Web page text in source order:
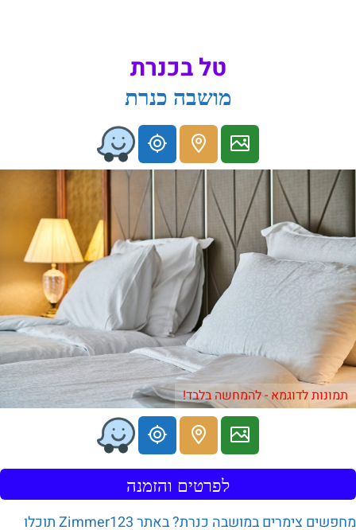
טל בכנרת
מושבה כנרת
תמונות לדוגמא - להמחשה בלבד!
לפרטים והזמנה
מחפשים צימרים במושבה כנרת? באתר Zimmer123 תוכלו